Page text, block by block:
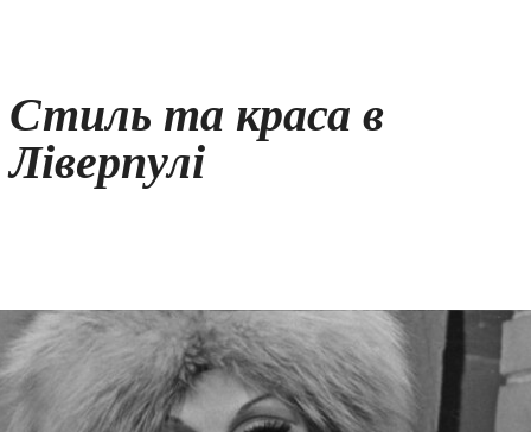
Стиль та краса в
Ліверпулі